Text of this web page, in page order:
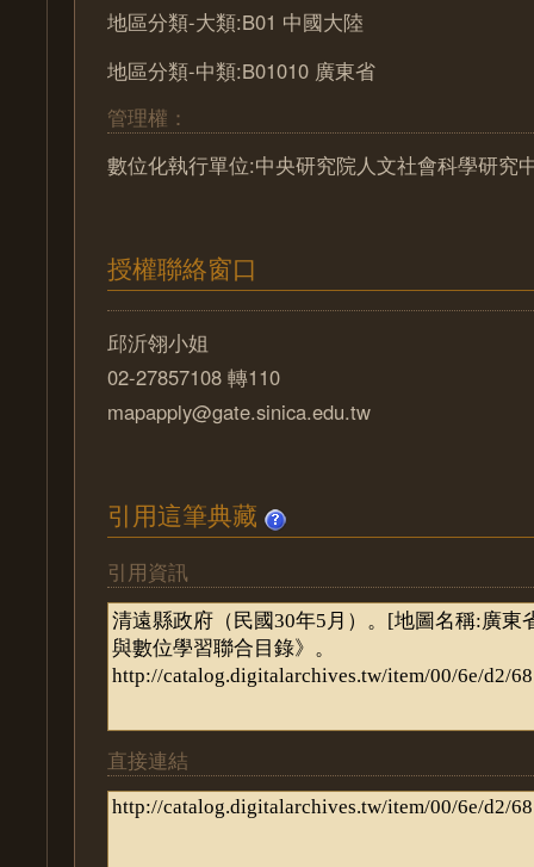
地區分類-大類:B01 中國大陸
地區分類-中類:B01010 廣東省
管理權：
數位化執行單位:中央研究院人文社會科學研究
授權聯絡窗口
邱沂翎小姐
02-27857108 轉110
mapapply@gate.sinica.edu.tw
引用這筆典藏
引用資訊
直接連結